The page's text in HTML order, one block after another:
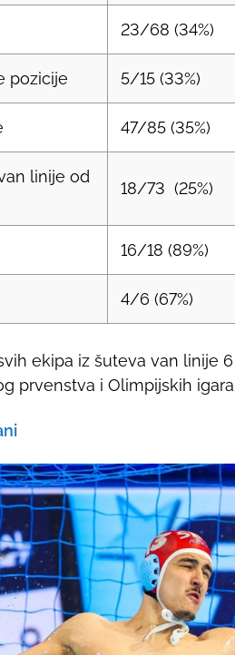
23/68 (34%)
pozicije 5/15 (33%)
47/85 (35%)
linije od
18/73 (25%)
16/18 (89%)
4/6 (67%)
ekipa iz šuteva van linije
prvenstva i Olimpijskih